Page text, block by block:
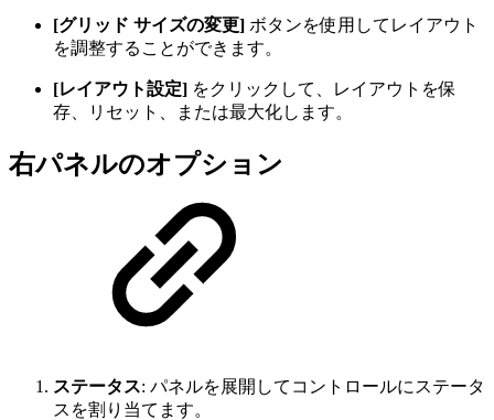
[グリッド サイズの変更] ボタンを使用してレイアウト
を調整することができます。
[レイアウト設定] をクリックして、レイアウトを保
存、リセット、または最大化します。
右パネルのオプション
ステータス: パネルを展開してコントロールにステータ
スを割り当てます。